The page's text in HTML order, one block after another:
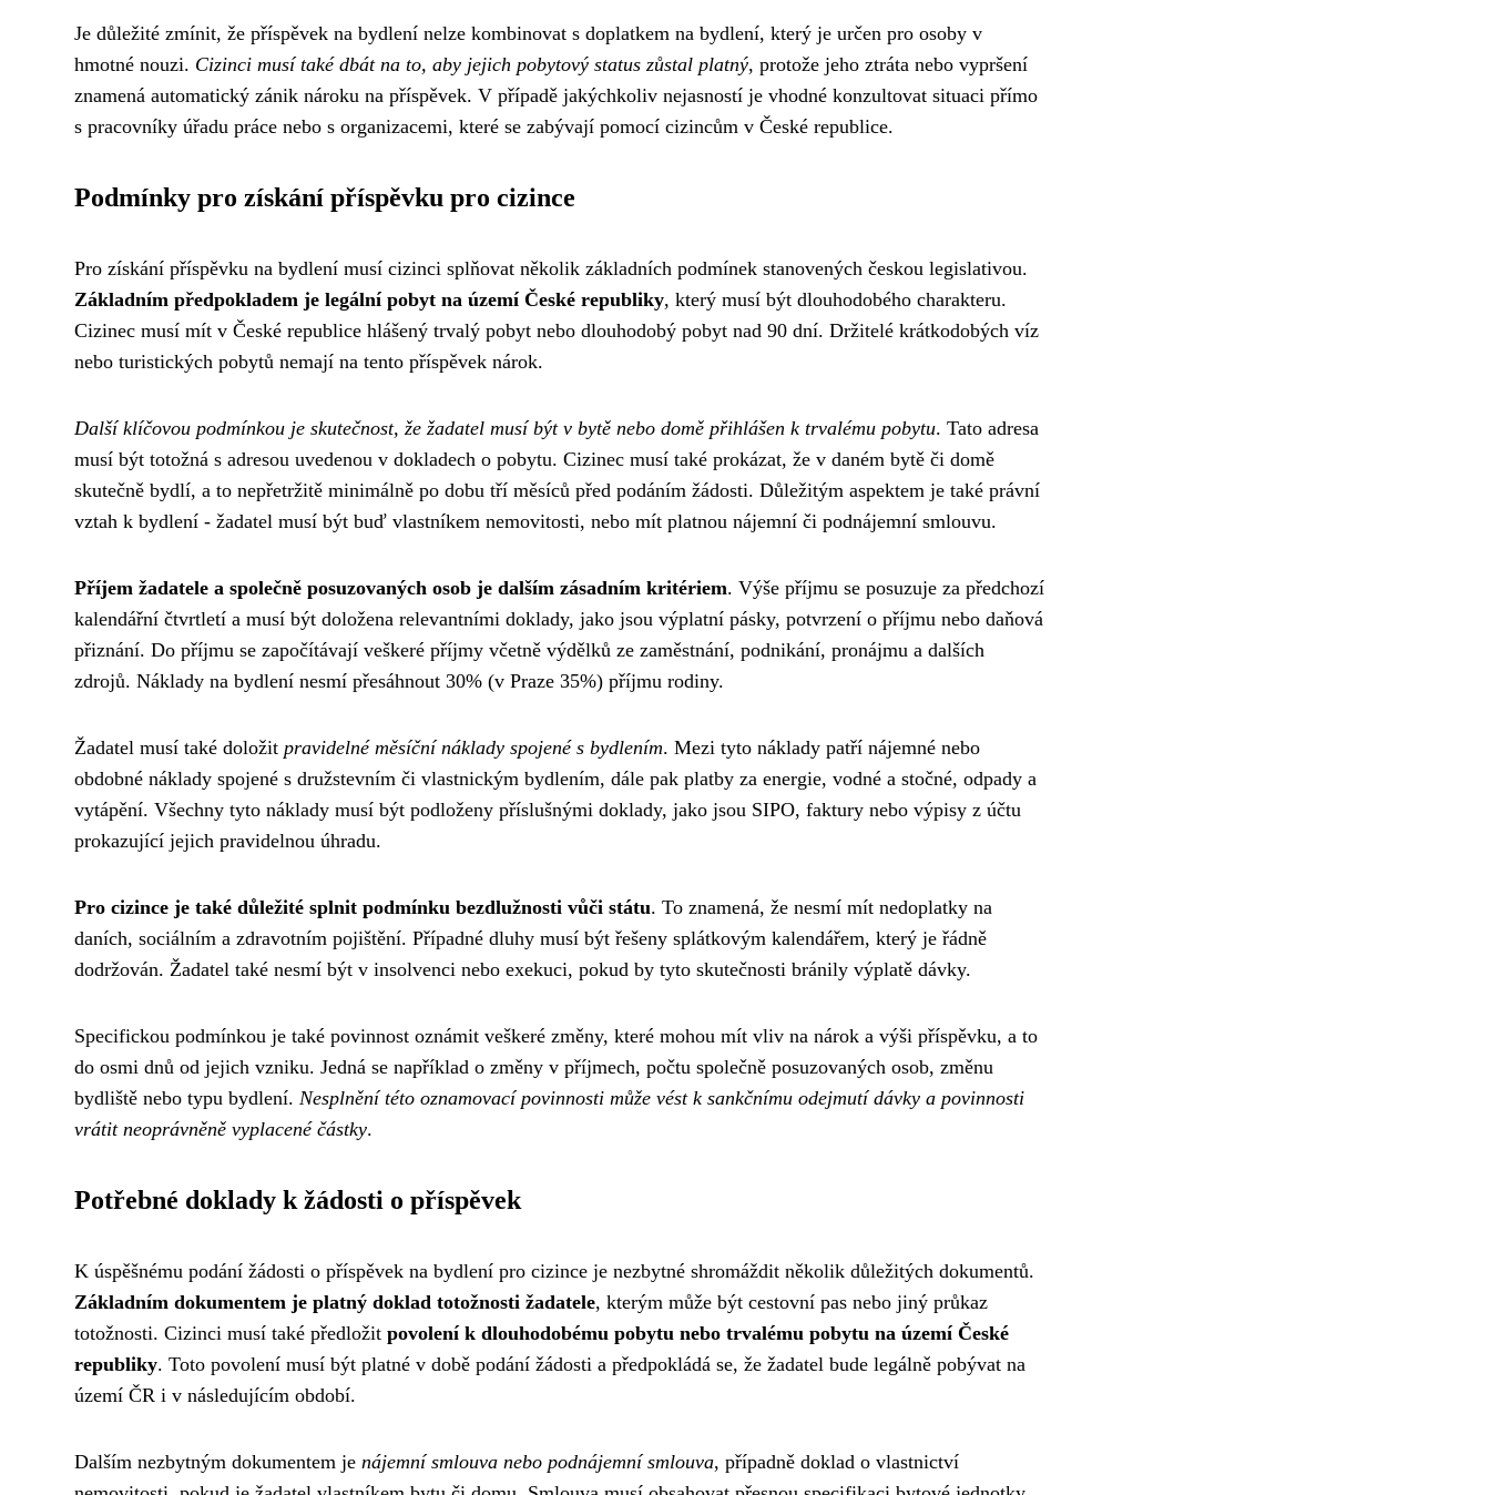
Je důležité zmínit, že příspěvek na bydlení nelze kombinovat s doplatkem na bydlení, který je určen pro osoby v
hmotné nouzi. Cizinci musí také dbát na to, aby jejich pobytový status zůstal platný, protože jeho ztráta nebo vypršení
znamená automatický zánik nároku na příspěvek. V případě jakýchkoliv nejasností je vhodné konzultovat situaci přímo
s pracovníky úřadu práce nebo s organizacemi, které se zabývají pomocí cizincům v České republice.
Podmínky pro získání příspěvku pro cizince
Pro získání příspěvku na bydlení musí cizinci splňovat několik základních podmínek stanovených českou legislativou.
Základním předpokladem je legální pobyt na území České republiky, který musí být dlouhodobého charakteru.
Cizinec musí mít v České republice hlášený trvalý pobyt nebo dlouhodobý pobyt nad 90 dní. Držitelé krátkodobých víz
nebo turistických pobytů nemají na tento příspěvek nárok.
Další klíčovou podmínkou je skutečnost, že žadatel musí být v bytě nebo domě přihlášen k trvalému pobytu. Tato adresa
musí být totožná s adresou uvedenou v dokladech o pobytu. Cizinec musí také prokázat, že v daném bytě či domě
skutečně bydlí, a to nepřetržitě minimálně po dobu tří měsíců před podáním žádosti. Důležitým aspektem je také právní
vztah k bydlení - žadatel musí být buď vlastníkem nemovitosti, nebo mít platnou nájemní či podnájemní smlouvu.
Příjem žadatele a společně posuzovaných osob je dalším zásadním kritériem. Výše příjmu se posuzuje za předchozí
kalendářní čtvrtletí a musí být doložena relevantními doklady, jako jsou výplatní pásky, potvrzení o příjmu nebo daňová
přiznání. Do příjmu se započítávají veškeré příjmy včetně výdělků ze zaměstnání, podnikání, pronájmu a dalších
zdrojů. Náklady na bydlení nesmí přesáhnout 30% (v Praze 35%) příjmu rodiny.
Žadatel musí také doložit pravidelné měsíční náklady spojené s bydlením. Mezi tyto náklady patří nájemné nebo
obdobné náklady spojené s družstevním či vlastnickým bydlením, dále pak platby za energie, vodné a stočné, odpady a
vytápění. Všechny tyto náklady musí být podloženy příslušnými doklady, jako jsou SIPO, faktury nebo výpisy z účtu
prokazující jejich pravidelnou úhradu.
Pro cizince je také důležité splnit podmínku bezdlužnosti vůči státu. To znamená, že nesmí mít nedoplatky na
daních, sociálním a zdravotním pojištění. Případné dluhy musí být řešeny splátkovým kalendářem, který je řádně
dodržován. Žadatel také nesmí být v insolvenci nebo exekuci, pokud by tyto skutečnosti bránily výplatě dávky.
Specifickou podmínkou je také povinnost oznámit veškeré změny, které mohou mít vliv na nárok a výši příspěvku, a to
do osmi dnů od jejich vzniku. Jedná se například o změny v příjmech, počtu společně posuzovaných osob, změnu
bydliště nebo typu bydlení. Nesplnění této oznamovací povinnosti může vést k sankčnímu odejmutí dávky a povinnosti
vrátit neoprávněně vyplacené částky.
Potřebné doklady k žádosti o příspěvek
K úspěšnému podání žádosti o příspěvek na bydlení pro cizince je nezbytné shromáždit několik důležitých dokumentů.
Základním dokumentem je platný doklad totožnosti žadatele, kterým může být cestovní pas nebo jiný průkaz
totožnosti. Cizinci musí také předložit povolení k dlouhodobému pobytu nebo trvalému pobytu na území České
republiky. Toto povolení musí být platné v době podání žádosti a předpokládá se, že žadatel bude legálně pobývat na
území ČR i v následujícím období.
Dalším nezbytným dokumentem je nájemní smlouva nebo podnájemní smlouva, případně doklad o vlastnictví